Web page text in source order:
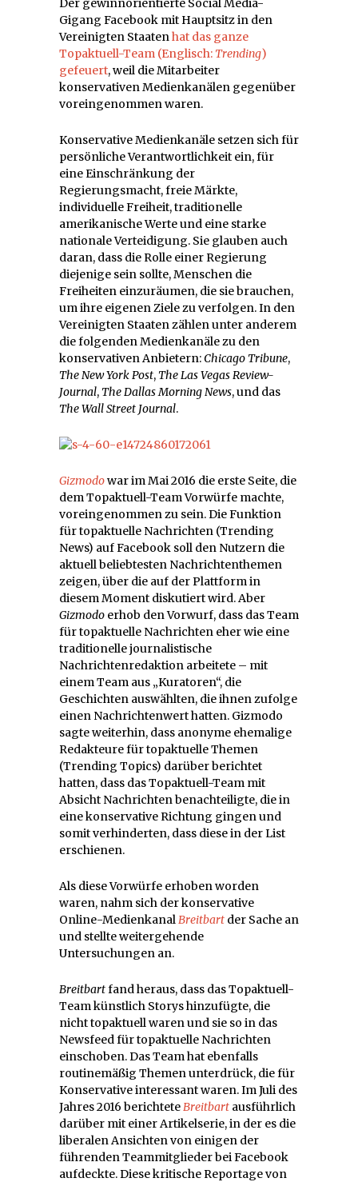
Der gewinnorientierte Social Media-
Gigang Facebook mit Hauptsitz in den
Vereinigten Staatenhat das ganze
Topaktuell-Team (Englisch: Trending)
gefeuert, weil die Mitarbeiter
konservativen Medienkanälen gegenüber
voreingenommen waren.
Konservative Medienkanäle setzen sich für
persönliche Verantwortlichkeit ein, für
eine Einschränkung der
Regierungsmacht, freie Märkte,
individuelle Freiheit, traditionelle
amerikanische Werte und eine starke
nationale Verteidigung. Sie glauben auch
daran, dass die Rolle einer Regierung
diejenige sein sollte, Menschen die
Freiheiten einzuräumen, die sie brauchen,
um ihre eigenen Ziele zu verfolgen. In den
Vereinigten Staaten zählen unter anderem
die folgenden Medienkanäle zu den
konservativen Anbietern:Chicago Tribune,
The New York Post, The Las Vegas Review-
Journal, The Dallas Morning News, und das
The Wall Street Journal.
Gizmodowar im Mai 2016 die erste Seite, die
dem Topaktuell-Team Vorwürfe machte,
voreingenommen zu sein. Die Funktion
für topaktuelle Nachrichten (Trending
News) auf Facebook soll den Nutzern die
aktuell beliebtesten Nachrichtenthemen
zeigen, über die auf der Plattform in
diesem Moment diskutiert wird. Aber
Gizmodo erhob den Vorwurf, dass das Team
für topaktuelle Nachrichten eher wie eine
traditionelle journalistische
Nachrichtenredaktion arbeitete – mit
einem Team aus „Kuratoren“, die
Geschichten auswählten, die ihnen zufolge
einen Nachrichtenwert hatten. Gizmodo
sagte weiterhin, dass anonyme ehemalige
Redakteure für topaktuelle Themen
(Trending Topics) darüber berichtet
hatten, dass das Topaktuell-Team mit
Absicht Nachrichten benachteiligte, die in
eine konservative Richtung gingen und
somit verhinderten, dass diese in der List
erschienen.
Als diese Vorwürfe erhoben worden
waren, nahm sich der konservative
Online-MedienkanalBreitbart der Sache an
und stellte weitergehende
Untersuchungen an.
Breitbartfand heraus, dass das Topaktuell-
Team künstlich Storys hinzufügte, die
nicht topaktuell waren und sie so in das
Newsfeed für topaktuelle Nachrichten
einschoben. Das Team hat ebenfalls
routinemäßig Themen unterdrück, die für
Konservative interessant waren. Im Juli des
Jahres 2016 berichteteBreitbart ausführlich
darüber mit einer Artikelserie, in der es die
liberalen Ansichten von einigen der
führenden Teammitglieder bei Facebook
aufdeckte. Diese kritische Reportage von